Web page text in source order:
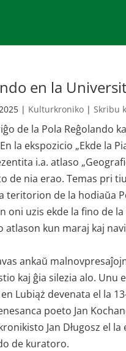
en la
| Kulturkroniko |Skribu
de la Pola Reĝolando
la ekspozicio „Ekde la
i.a. atlaso
de nia erao. Temas pri
de la hodiaŭa
uzis ekde la fino de
atlason kun maraj kaj
ankaŭ
kaj ĝia silezia alo. Unu
Lubiąż devenata el la
poeto Jan
Jan Długosz el la
de kuratoro.